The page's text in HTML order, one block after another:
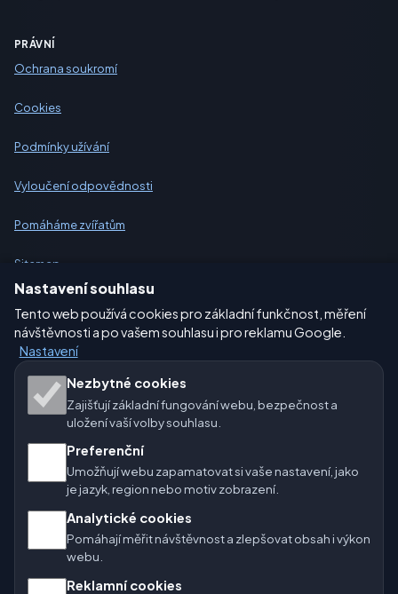
PRÁVNÍ
Ochrana soukromí
Cookies
Podmínky užívání
Vyloučení odpovědnosti
Pomáháme zvířatům
Sitemap
Nastavení
🇨🇿 Česko 🇭🇷 Chorvatsko 🇧🇬 Bulharsko
🇩🇪🇦🇹🇨🇭 Německo / Rakousko / Švýcarsko
🌎 Latinská Amerika a Španělsko
🇮🇳 Jižní a jihovýchodní Asie
Nastavení souhlasu
Tento web používá cookies pro základní funkčnost, měření
návštěvnosti a po vašem souhlasu i pro reklamu Google.
Nastavení
Nezbytné cookies
Zajišťují základní fungování webu, bezpečnost a
uložení vaší volby souhlasu.
Preferenční
Umožňují webu zapamatovat si vaše nastavení, jako
je jazyk, region nebo motiv zobrazení.
Analytické cookies
Pomáhají měřit návštěvnost a zlepšovat obsah i výkon
webu.
Reklamní cookies